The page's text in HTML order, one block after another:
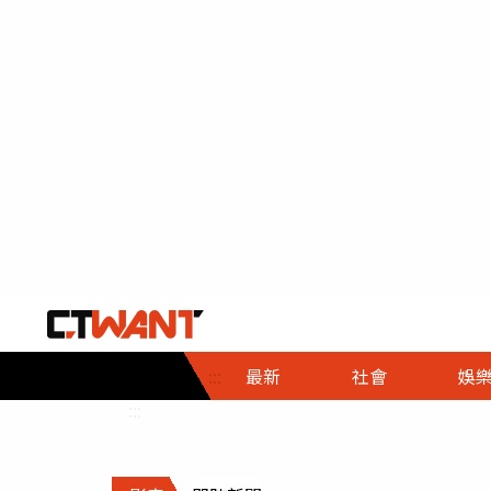
::: 最新 社會
社會首頁
時事
調查
娛樂
娛樂首頁
即時
財經首頁
熱線
政